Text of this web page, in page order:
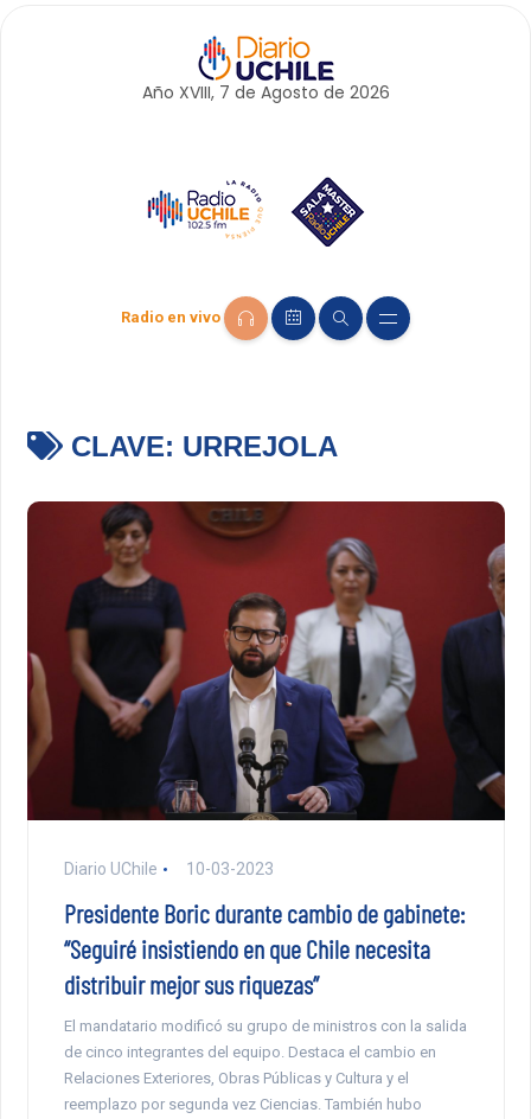
Año XVIII, 7 de Agosto de 2026
Radio en vivo
CLAVE: URREJOLA
Diario UChile 10-03-2023
Presidente Boric durante cambio de gabinete:
“Seguiré insistiendo en que Chile necesita
distribuir mejor sus riquezas”
El mandatario modificó su grupo de ministros con la salida
de cinco integrantes del equipo. Destaca el cambio en
Relaciones Exteriores, Obras Públicas y Cultura y el
reemplazo por segunda vez Ciencias. También hubo